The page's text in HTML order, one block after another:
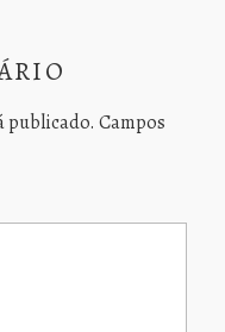
publicado. Campos